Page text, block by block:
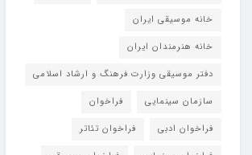
خانه موسیقی ایران
خانه هنرمندان ایران
دفتر موسیقی وزارت فرهنگ و ارشاد اسلامی
سازمان سینمایی
فراخوان
فراخوان ادبی
فراخوان تئاتر